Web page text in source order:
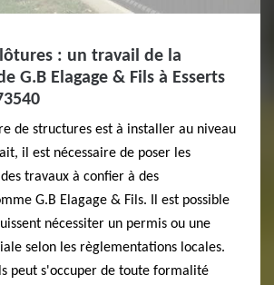
: un travail de la
G.B Elagage & Fils à Esserts
de structures est à installer au niveau
il est nécessaire de poser les
travaux à confier à des
G.B Elagage & Fils. Il est possible
nécessiter un permis ou une
selon les règlementations locales.
peut s'occuper de toute formalité